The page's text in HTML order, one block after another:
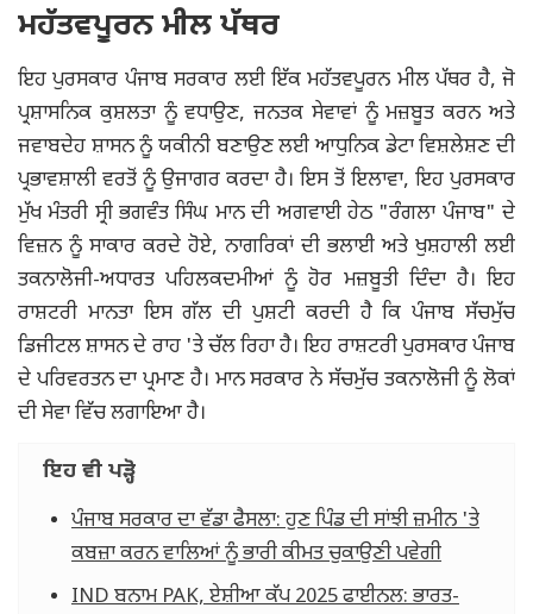
ਮਹੱਤਵਪੂਰਨ ਮੀਲ ਪੱਥਰ
ਇਹ ਪੁਰਸਕਾਰ ਪੰਜਾਬ ਸਰਕਾਰ ਲਈ ਇੱਕ ਮਹੱਤਵਪੂਰਨ ਮੀਲ ਪੱਥਰ ਹੈ, ਜੋ
ਪ੍ਰਸ਼ਾਸਨਿਕ ਕੁਸ਼ਲਤਾ ਨੂੰ ਵਧਾਉਣ, ਜਨਤਕ ਸੇਵਾਵਾਂ ਨੂੰ ਮਜ਼ਬੂਤ ਕਰਨ ਅਤੇ
ਜਵਾਬਦੇਹ ਸ਼ਾਸਨ ਨੂੰ ਯਕੀਨੀ ਬਣਾਉਣ ਲਈ ਆਧੁਨਿਕ ਡੇਟਾ ਵਿਸ਼ਲੇਸ਼ਣ ਦੀ
ਪ੍ਰਭਾਵਸ਼ਾਲੀ ਵਰਤੋਂ ਨੂੰ ਉਜਾਗਰ ਕਰਦਾ ਹੈ। ਇਸ ਤੋਂ ਇਲਾਵਾ, ਇਹ ਪੁਰਸਕਾਰ
ਮੁੱਖ ਮੰਤਰੀ ਸ੍ਰੀ ਭਗਵੰਤ ਸਿੰਘ ਮਾਨ ਦੀ ਅਗਵਾਈ ਹੇਠ "ਰੰਗਲਾ ਪੰਜਾਬ" ਦੇ
ਵਿਜ਼ਨ ਨੂੰ ਸਾਕਾਰ ਕਰਦੇ ਹੋਏ, ਨਾਗਰਿਕਾਂ ਦੀ ਭਲਾਈ ਅਤੇ ਖੁਸ਼ਹਾਲੀ ਲਈ
ਤਕਨਾਲੋਜੀ-ਅਧਾਰਤ ਪਹਿਲਕਦਮੀਆਂ ਨੂੰ ਹੋਰ ਮਜ਼ਬੂਤੀ ਦਿੰਦਾ ਹੈ। ਇਹ
ਰਾਸ਼ਟਰੀ ਮਾਨਤਾ ਇਸ ਗੱਲ ਦੀ ਪੁਸ਼ਟੀ ਕਰਦੀ ਹੈ ਕਿ ਪੰਜਾਬ ਸੱਚਮੁੱਚ
ਡਿਜੀਟਲ ਸ਼ਾਸਨ ਦੇ ਰਾਹ 'ਤੇ ਚੱਲ ਰਿਹਾ ਹੈ। ਇਹ ਰਾਸ਼ਟਰੀ ਪੁਰਸਕਾਰ ਪੰਜਾਬ
ਦੇ ਪਰਿਵਰਤਨ ਦਾ ਪ੍ਰਮਾਣ ਹੈ। ਮਾਨ ਸਰਕਾਰ ਨੇ ਸੱਚਮੁੱਚ ਤਕਨਾਲੋਜੀ ਨੂੰ ਲੋਕਾਂ
ਦੀ ਸੇਵਾ ਵਿੱਚ ਲਗਾਇਆ ਹੈ।
ਇਹ ਵੀ ਪੜ੍ਹੋ
ਪੰਜਾਬ ਸਰਕਾਰ ਦਾ ਵੱਡਾ ਫੈਸਲਾ: ਹੁਣ ਪਿੰਡ ਦੀ ਸਾਂਝੀ ਜ਼ਮੀਨ 'ਤੇ
ਕਬਜ਼ਾ ਕਰਨ ਵਾਲਿਆਂ ਨੂੰ ਭਾਰੀ ਕੀਮਤ ਚੁਕਾਉਣੀ ਪਵੇਗੀ
IND ਬਨਾਮ PAK, ਏਸ਼ੀਆ ਕੱਪ 2025 ਫਾਈਨਲ: ਭਾਰਤ-